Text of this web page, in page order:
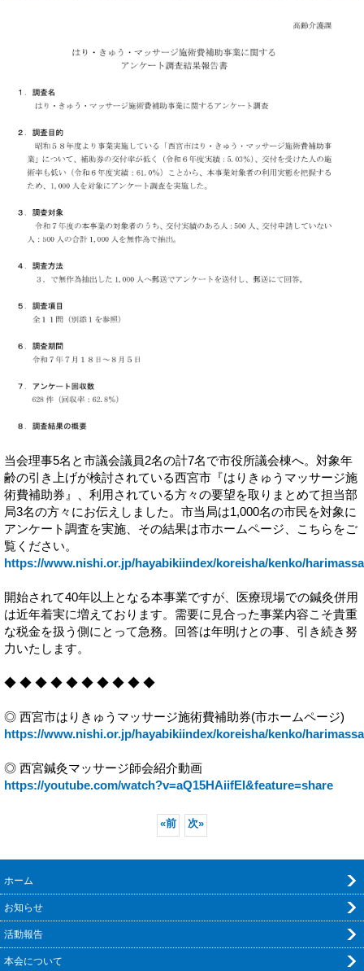
当会理事5名と市議会議員2名の計7名で市役所議会棟へ。対象年
齢の引き上げが検討されている西宮市『はりきゅうマッサージ施
術費補助券』、利用されている方々の要望を取りまとめて担当部
局3名の方々にお伝えしました。市当局は1,000名の市民を対象に
アンケート調査を実施、その結果は市ホームページ、こちらをご
覧ください。
https://www.nishi.or.jp/hayabikiindex/koreisha/kenko/
開始されて40年以上となる本事業ですが、医療現場での鍼灸併用
は近年着実に増えております。需要に見合った事業内容こそ貴重
な税金を扱う側にとって急務。回答は年明けとの事、引き続き努
力いたします。
◆ ◆ ◆ ◆ ◆ ◆ ◆ ◆ ◆ ◆
◎ 西宮市はりきゅうマッサージ施術費補助券(市ホームページ)
https://www.nishi.or.jp/hayabikiindex/koreisha/kenko/
◎ 西宮鍼灸マッサージ師会紹介動画
https://youtube.com/watch?v=aQ15HAiifEI&feature=share
«前 次»
ホーム
お知らせ
活動報告
本会について